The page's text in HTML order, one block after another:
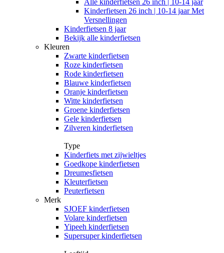
Alle kinderfietsen 26 inch | 10-14 jaar
Kinderfietsen 26 inch | 10-14 jaar Met
Versnellingen
Kinderfietsen 8 jaar
Bekijk alle kinderfietsen
Kleuren
Zwarte kinderfietsen
Roze kinderfietsen
Rode kinderfietsen
Blauwe kinderfietsen
Oranje kinderfietsen
Witte kinderfietsen
Groene kinderfietsen
Gele kinderfietsen
Zilveren kinderfietsen
Type
Kinderfiets met zijwieltjes
Goedkope kinderfietsen
Dreumesfietsen
Kleuterfietsen
Peuterfietsen
Merk
SJOEF kinderfietsen
Volare kinderfietsen
Yipeeh kinderfietsen
Supersuper kinderfietsen